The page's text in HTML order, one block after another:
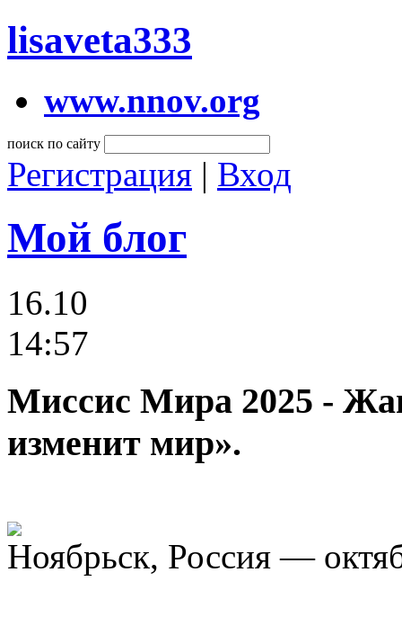
lisaveta333
www.nnov.org
поиск по сайту
Регистрация | Вход
Мой блог
16.10
14:57
Миссис Мира 2025 -
изменит мир».
Ноябрьск, Россия —